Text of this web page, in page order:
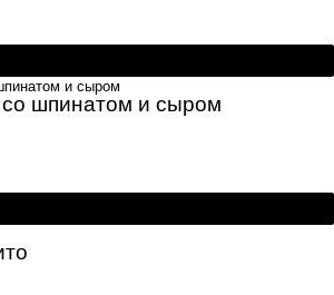
шпинатом и сыром